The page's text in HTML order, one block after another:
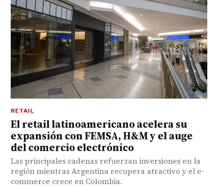
RETAIL
El retail latinoamericano acelera su
expansión con FEMSA, H&M y el auge
del comercio electrónico
Las principales cadenas refuerzan inversiones en la
región mientras Argentina recupera atractivo y el e-
commerce crece en Colombia.